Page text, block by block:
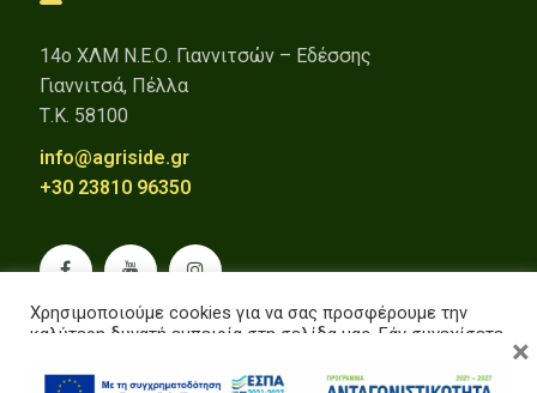
14o ΧΛΜ Ν.Ε.Ο. Γιαννιτσών – Εδέσσης
Γιαννιτσά, Πέλλα
Τ.Κ. 58100
info@agriside.gr
+30 23810 96350
Χρησιμοποιούμε cookies για να σας προσφέρουμε την
καλύτερη δυνατή εμπειρία στη σελίδα μας. Εάν συνεχίσετε
ικανοποιημένοι με αυτό.
×